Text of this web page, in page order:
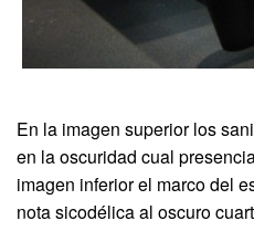
En la imagen superior los
en la oscuridad cual
imagen inferior el marco del
nota sicodélica al oscuro